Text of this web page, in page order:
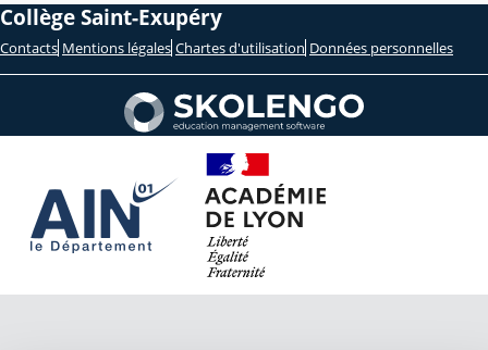
Collège Saint-Exupéry
Contacts Mentions légales Chartes d'utilisation Données personnelles